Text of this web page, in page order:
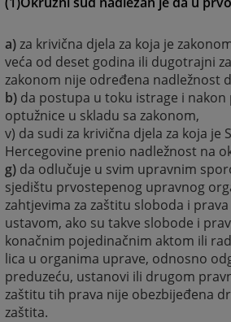
a)za krivična djela za koja je
veća od deset godina ili dugotrajni
zakonom nije određena nadležnost
b) da postupa u toku istrage i nakon
optužnice u skladu sa zakonom,
v) da sudi za krivična djela za koja je
Hercegovine prenio nadležnost na
g) da odlučuje u svim upravnim
sjedištu prvostepenog upravnog
zahtjevima za zaštitu sloboda i
ustavom, ako su takve slobode i
konačnim pojedinačnim aktom ili
lica u organima uprave, odnosno
preduzeću, ustanovi ili drugom
zaštitu tih prava nije obezbijeđena
zaštita.